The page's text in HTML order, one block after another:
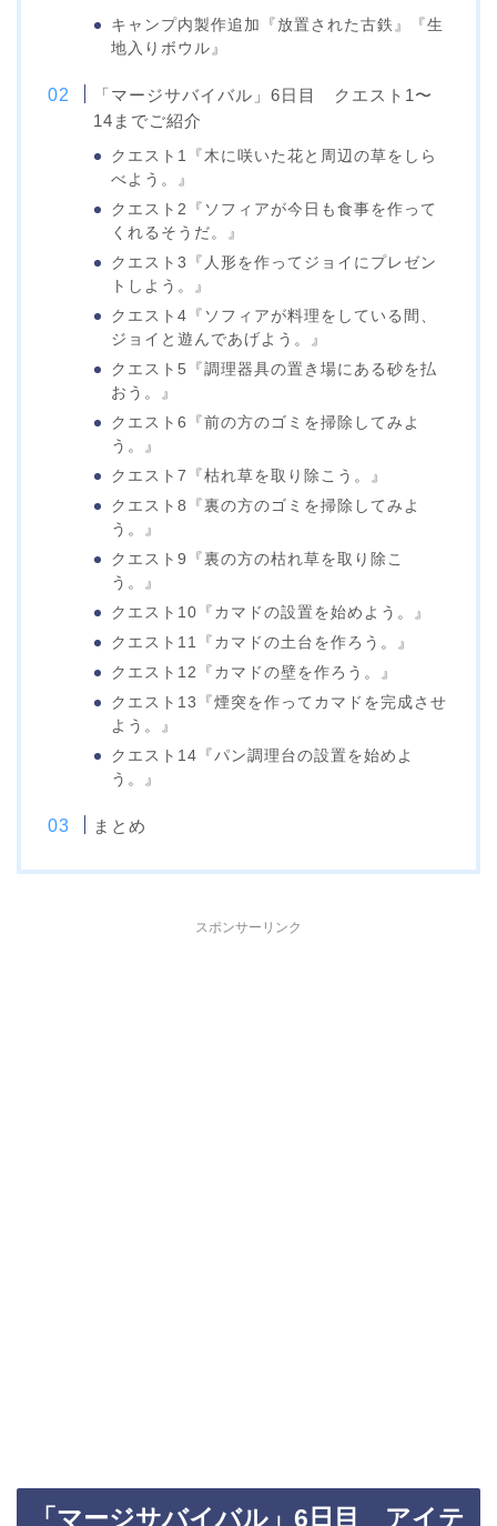
キャンプ内製作追加『放置された古鉄』『生
地入りボウル』
「マージサバイバル」6日目 クエスト1〜
14までご紹介
クエスト1『木に咲いた花と周辺の草をしら
べよう。』
クエスト2『ソフィアが今日も食事を作って
くれるそうだ。』
クエスト3『人形を作ってジョイにプレゼン
トしよう。』
クエスト4『ソフィアが料理をしている間、
ジョイと遊んであげよう。』
クエスト5『調理器具の置き場にある砂を払
おう。』
クエスト6『前の方のゴミを掃除してみよ
う。』
クエスト7『枯れ草を取り除こう。』
クエスト8『裏の方のゴミを掃除してみよ
う。』
クエスト9『裏の方の枯れ草を取り除こ
う。』
クエスト10『カマドの設置を始めよう。』
クエスト11『カマドの土台を作ろう。』
クエスト12『カマドの壁を作ろう。』
クエスト13『煙突を作ってカマドを完成させ
よう。』
クエスト14『パン調理台の設置を始めよ
う。』
まとめ
スポンサーリンク
「マージサバイバル」6日目 アイテ